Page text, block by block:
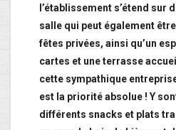
l’établissement s’étend sur
salle qui peut également
fêtes privées, ainsi qu’un
cartes et une terrasse
cette sympathique
est la priorité absolue ! Y
différents snacks et plats